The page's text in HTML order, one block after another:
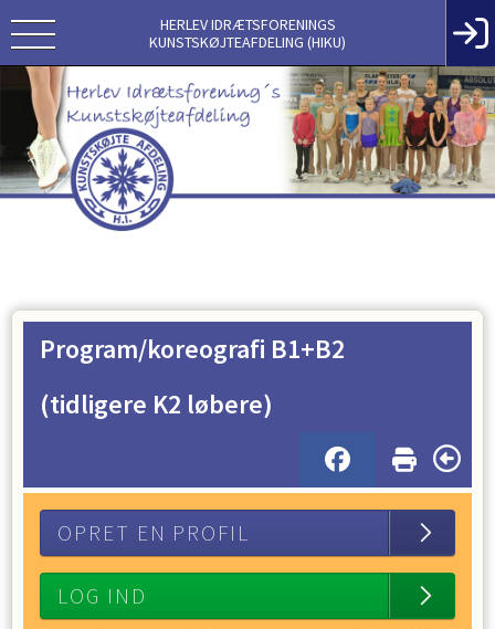
HERLEV IDRÆTSFORENINGS
KUNSTSKØJTEAFDELING (HIKU)
Program/koreografi B1+B2
(tidligere K2 løbere)
OPRET EN PROFIL
LOG IND